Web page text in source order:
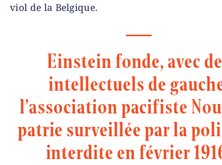
viol de la Belgique.
Einstein fonde, avec
intellectuels de
l’association pacifiste
patrie surveillée par la
interdite en février